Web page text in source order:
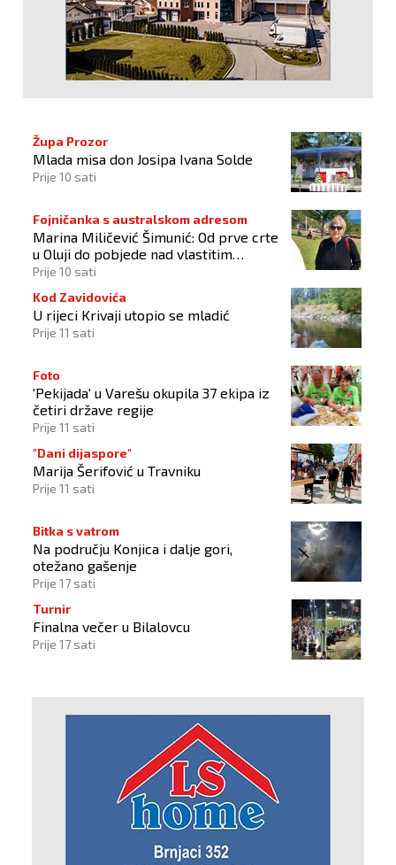
Župa Prozor
Mlada misa don Josipa Ivana Solde
Prije 10 sati
Fojničanka s australskom adresom
Marina Miličević Šimunić: Od prve crte
u Oluji do pobjede nad vlastitim
„olujama“
Prije 10 sati
Kod Zavidovića
U rijeci Krivaji utopio se mladić
Prije 11 sati
Foto
'Pekijada' u Varešu okupila 37 ekipa iz
četiri države regije
Prije 11 sati
"Dani dijaspore"
Marija Šerifović u Travniku
Prije 11 sati
Bitka s vatrom
Na području Konjica i dalje gori,
otežano gašenje
Prije 17 sati
Turnir
Finalna večer u Bilalovcu
Prije 17 sati